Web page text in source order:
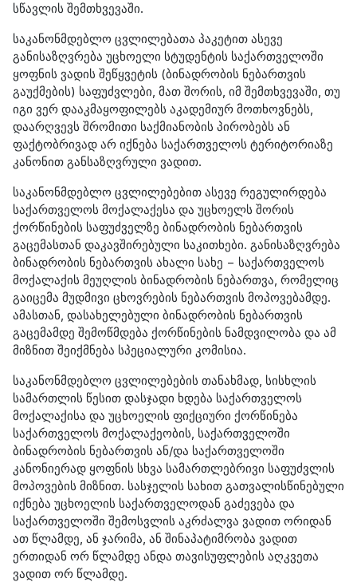
სწავლის შემთხვევაში.
საკანონმდებლო ცვლილებათა პაკეტით ასევე
განისაზღვრება უცხოელი სტუდენტის საქართველოში
ყოფნის ვადის შეწყვეტის (ბინადრობის ნებართვის
გაუქმების) საფუძვლები, მათ შორის, იმ შემთხვევაში, თუ
იგი ვერ დააკმაყოფილებს აკადემიურ მოთხოვნებს,
დაარღვევს შრომითი საქმიანობის პირობებს ან
ფაქტობრივად არ იქნება საქართველოს ტერიტორიაზე
კანონით განსაზღვრული ვადით.
საკანონმდებლო ცვლილებებით ასევე რეგულირდება
საქართველოს მოქალაქესა და უცხოელს შორის
ქორწინების საფუძველზე ბინადრობის ნებართვის
გაცემასთან დაკავშირებული საკითხები. განისაზღვრება
ბინადრობის ნებართვის ახალი სახე − საქართველოს
მოქალაქის მეუღლის ბინადრობის ნებართვა, რომელიც
გაიცემა მუდმივი ცხოვრების ნებართვის მოპოვებამდე.
ამასთან, დასახელებული ბინადრობის ნებართვის
გაცემამდე შემოწმდება ქორწინების ნამდვილობა და ამ
მიზნით შეიქმნება სპეციალური კომისია.
საკანონმდებლო ცვლილებების თანახმად, სისხლის
სამართლის წესით დასჯადი ხდება საქართველოს
მოქალაქისა და უცხოელის ფიქციური ქორწინება
საქართველოს მოქალაქეობის, საქართველოში
ბინადრობის ნებართვის ან/და საქართველოში
კანონიერად ყოფნის სხვა სამართლებრივი საფუძვლის
მოპოვების მიზნით. სასჯელის სახით გათვალისწინებული
იქნება უცხოელის საქართველოდან გაძევება და
საქართველოში შემოსვლის აკრძალვა ვადით ორიდან
ათ წლამდე, ან ჯარიმა, ან შინაპატიმრობა ვადით
ერთიდან ორ წლამდე ანდა თავისუფლების აღკვეთა
ვადით ორ წლამდე.